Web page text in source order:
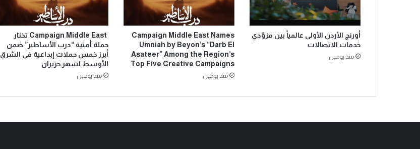
أورنج الأردن الأولى عالمياً بين مزوّدي
خدمات الاتصالات
منذ يومين
Campaign Middle East Names
Umniah by Beyon’s “Darb El
Asateer” Among the Region’s
Top Five Creative Campaigns
منذ يومين
Campaign Middle East تختار
حملة أمنية “درب الأساطير” ضمن
أبرز خمس حملات إبداعية في الشرق
الأوسط لشهر حزيران
منذ يومين